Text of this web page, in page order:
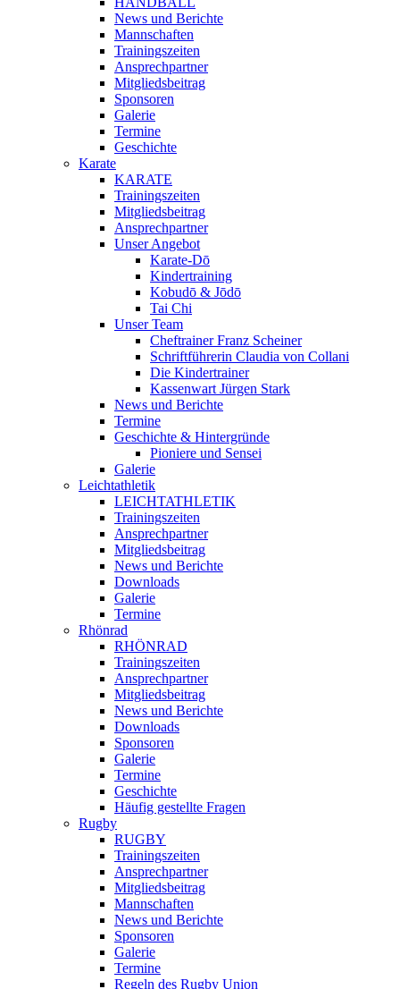
News und Berichte
Mannschaften
Trainingszeiten
Ansprechpartner
Mitgliedsbeitrag
Sponsoren
Galerie
Termine
Geschichte
Karate
KARATE
Trainingszeiten
Mitgliedsbeitrag
Ansprechpartner
Unser Angebot
Karate-Dō
Kindertraining
Kobudō & Jōdō
Tai Chi
Unser Team
Cheftrainer Franz Scheiner
Schriftführerin Claudia von Collani
Die Kindertrainer
Kassenwart Jürgen Stark
News und Berichte
Termine
Geschichte & Hintergründe
Pioniere und Sensei
Galerie
Leichtathletik
LEICHTATHLETIK
Trainingszeiten
Ansprechpartner
Mitgliedsbeitrag
News und Berichte
Downloads
Galerie
Termine
Rhönrad
RHÖNRAD
Trainingszeiten
Ansprechpartner
Mitgliedsbeitrag
News und Berichte
Downloads
Sponsoren
Galerie
Termine
Geschichte
Häufig gestellte Fragen
Rugby
RUGBY
Trainingszeiten
Ansprechpartner
Mitgliedsbeitrag
Mannschaften
News und Berichte
Sponsoren
Galerie
Termine
Regeln des Rugby Union